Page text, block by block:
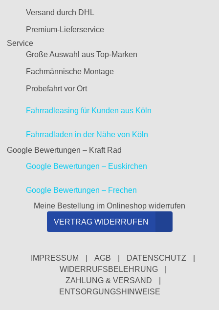
Versand durch DHL
Premium-Lieferservice
Service
Große Auswahl aus Top-Marken
Fachmännische Montage
Probefahrt vor Ort
Fahrradleasing für Kunden aus Köln
Fahrradladen in der Nähe von Köln
Google Bewertungen – Kraft Rad
Google Bewertungen – Euskirchen
Google Bewertungen – Frechen
Meine Bestellung im Onlineshop widerrufen
VERTRAG WIDERRUFEN
IMPRESSUM AGB DATENSCHUTZ
WIDERRUFSBELEHRUNG
ZAHLUNG & VERSAND
ENTSORGUNGSHINWEISE